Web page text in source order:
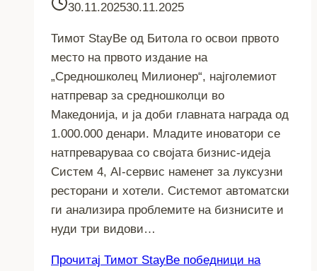
30.11.202530.11.2025
Тимот StayBe од Битола го освои првото
место на првото издание на
„Средношколец Милионер“, најголемиот
натпревар за средношколци во
Македонија, и ја доби главната награда од
1.000.000 денари. Младите иноватори се
натпреваруваа со својата бизнис-идеја
Систем 4, AI-сервис наменет за луксузни
ресторани и хотели. Системот автоматски
ги анализира проблемите на бизнисите и
нуди три видови…
Прочитај Тимот StayBe победници на